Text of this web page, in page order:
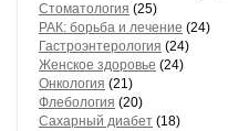
Стоматология (25)
РАК: борьба и лечение (24)
Гастроэнтерология (24)
Женское здоровье (24)
Онкология (21)
Флебология (20)
Сахарный диабет (18)